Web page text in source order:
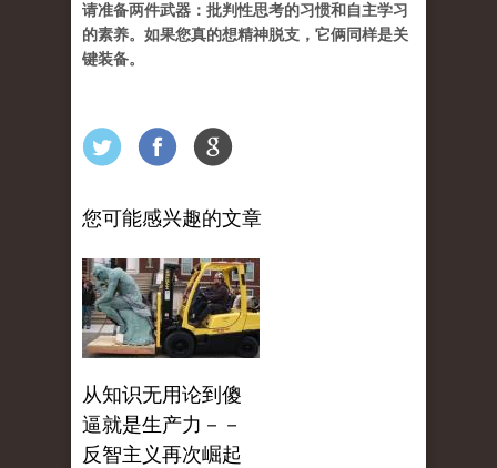
请准备两件武器：批判性思考的习惯和自主学习
的素养。如果您真的想精神脱支，它俩同样是关
键装备。
您可能感兴趣的文章
从知识无用论到傻
逼就是生产力－－
反智主义再次崛起